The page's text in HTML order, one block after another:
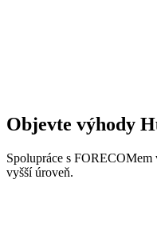
Objevte výhody
Spolupráce s FORECOMem
vyšší úroveň.